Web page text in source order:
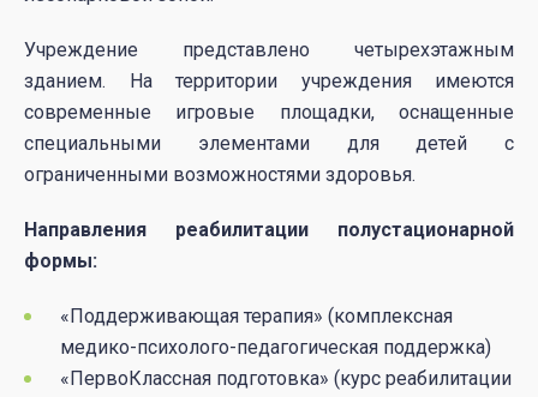
Учреждение представлено четырехэтажным
зданием. На территории учреждения имеются
современные игровые площадки, оснащенные
специальными элементами для детей с
ограниченными возможностями здоровья.
Направления реабилитации полустационарной
формы:
«Поддерживающая терапия» (комплексная
медико-психолого-педагогическая поддержка)
«ПервоКлассная подготовка» (курс реабилитации